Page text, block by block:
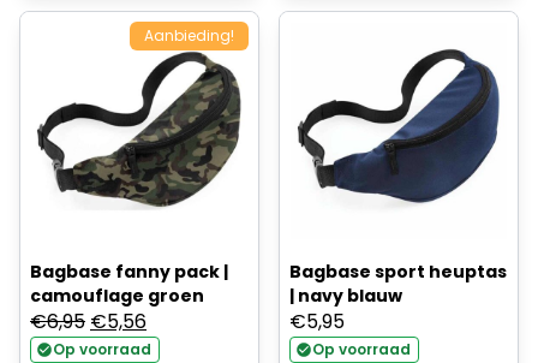
Aanbieding!
Bagbase fanny pack |
camouflage groen
€6,95 Oorspronkelijke
prijs
€5,56Huidige
prijs
Op voorraad
Bagbase sport heuptas
| navy blauw
€5,95
Op voorraad